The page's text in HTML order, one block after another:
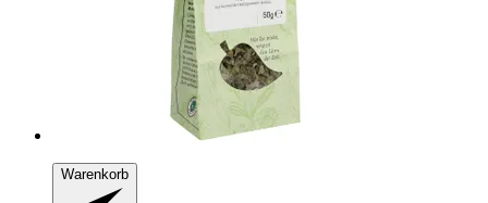
Warenkorb